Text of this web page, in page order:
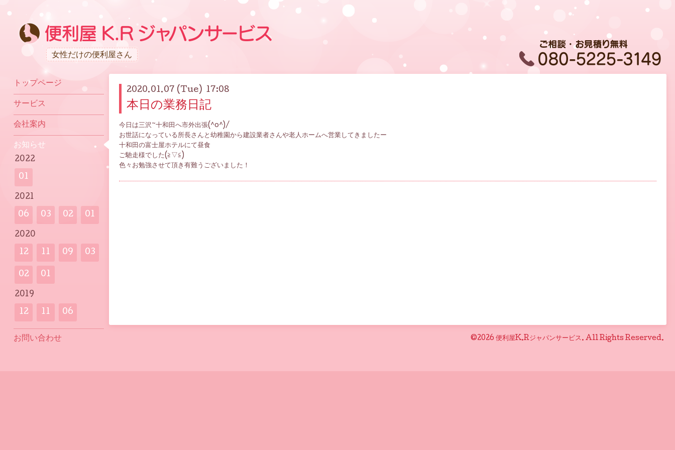
女性だけの便利屋さん
2020.01.07 (Tue) 17:08
本日の業務日記
今日は三沢~十和田へ市外出張(^o^)/
お世話になっている所長さんと幼稚園から建設業者さんや老人ホームへ営業してきましたー
十和田の富士屋ホテルにて昼食
ご馳走様でした(≧▽≦)
色々お勉強させて頂き有難うございました！
©2026 便利屋K.Rジャパンサービス. All Rights Reserved.
トップページ
サービス
会社案内
お知らせ
2022
01
2021
06 03 02 01
2020
12 11 09 03
02 01
2019
12 11 06
お問い合わせ